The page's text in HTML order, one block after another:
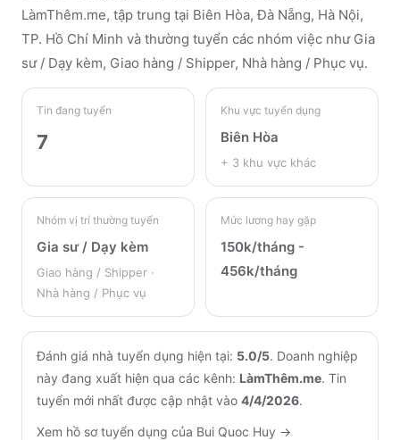
LàmThêm.me, tập trung tại Biên Hòa, Đà Nẵng, Hà Nội,
TP. Hồ Chí Minh và thường tuyển các nhóm việc như Gia
sư / Dạy kèm, Giao hàng / Shipper, Nhà hàng / Phục vụ.
Tin đang tuyển
7
Khu vực tuyển dụng
Biên Hòa
+ 3 khu vực khác
Nhóm vị trí thường tuyển
Gia sư / Dạy kèm
Giao hàng / Shipper ·
Nhà hàng / Phục vụ
Mức lương hay gặp
150k/tháng -
456k/tháng
Đánh giá nhà tuyển dụng hiện tại: 5.0/5. Doanh nghiệp
này đang xuất hiện qua các kênh: LàmThêm.me. Tin
tuyển mới nhất được cập nhật vào 4/4/2026.
Xem hồ sơ tuyển dụng của Bui Quoc Huy →